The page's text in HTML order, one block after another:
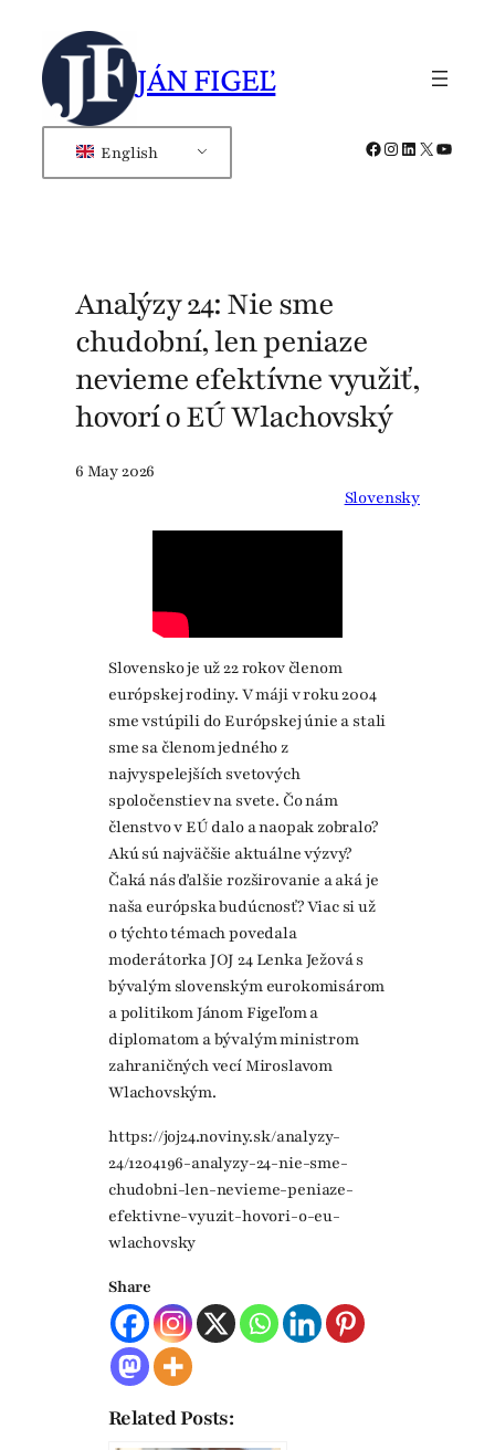
content
JÁN FIGEĽ
English Facebook
Instagram
LinkedIn
X
Analýzy 24: Nie sme
chudobní, len peniaze
nevieme efektívne využiť,
hovorí o EÚ Wlachovský
6 May 2026
Slovensky
Slovensko je už 22 rokov členom
európskej rodiny. V máji v roku 2004
sme vstúpili do Európskej únie a stali
sme sa členom jedného z
najvyspelejších svetových
spoločenstiev na svete. Čo nám
členstvo v EÚ dalo a naopak zobralo?
Akú sú najväčšie aktuálne výzvy?
Čaká nás ďalšie rozširovanie a aká je
naša európska budúcnosť? Viac si už
o týchto témach povedala
moderátorka JOJ 24 Lenka Ježová s
bývalým slovenským eurokomisárom
a politikom Jánom Figeľom a
diplomatom a bývalým ministrom
zahraničných vecí Miroslavom
Wlachovským.
https://joj24.noviny.sk/analyzy-
24/1204196-analyzy-24-nie-sme-
chudobni-len-nevieme-peniaze-
efektivne-vyuzit-hovori-o-eu-
wlachovsky
Share
Related Posts: